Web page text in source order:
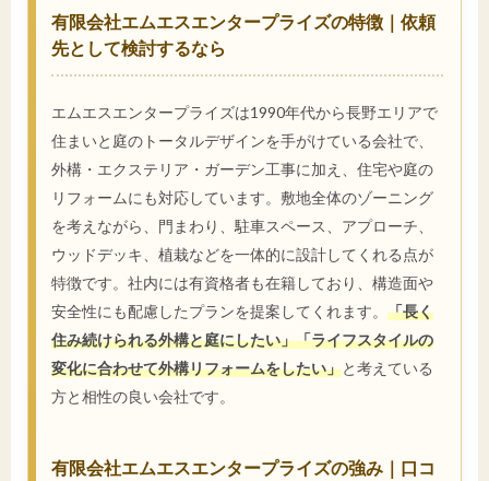
有限会社エムエスエンタープライズの特徴｜依頼
先として検討するなら
エムエスエンタープライズは1990年代から長野エリアで
住まいと庭のトータルデザインを手がけている会社で、
外構・エクステリア・ガーデン工事に加え、住宅や庭の
リフォームにも対応しています。敷地全体のゾーニング
を考えながら、門まわり、駐車スペース、アプローチ、
ウッドデッキ、植栽などを一体的に設計してくれる点が
特徴です。社内には有資格者も在籍しており、構造面や
安全性にも配慮したプランを提案してくれます。 「長く
住み続けられる外構と庭にしたい」「ライフスタイルの
変化に合わせて外構リフォームをしたい」と考えている
方と相性の良い会社です。
有限会社エムエスエンタープライズの強み｜口コ